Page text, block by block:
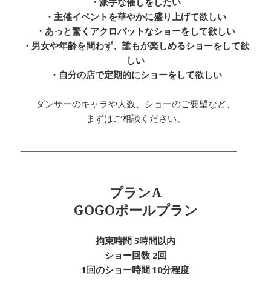
・主催イベントを華やかに盛り上げて欲しい
・あっと驚くアクロバットなショーをして欲しい
・男女や年齢を問わず、誰もが楽しめるショーをして欲
しい
・自分の店で定期的にショーをして欲しい
ダンサーのキャラや人数、ショーのご要望など、
まずはご相談ください。
プランA
GOGOポールプラン
拘束時間 5時間以内
ショー回数 2回
1回のショー時間 10分程度